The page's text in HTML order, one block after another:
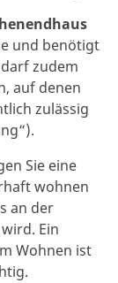
und benötigt
zudem
auf denen
zulässig
Sie eine
wohnen
an der
Ein
Wohnen ist